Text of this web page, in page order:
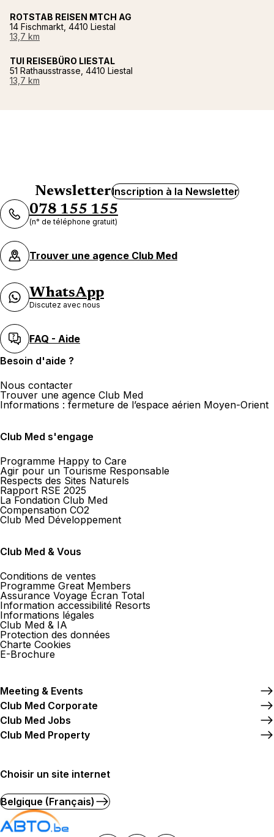
ROTSTAB REISEN MTCH AG
14 Fischmarkt, 4410 Liestal
13,7 km
TUI REISEBÜRO LIESTAL
51 Rathausstrasse, 4410 Liestal
13,7 km
NewsletterInscription à la Newsletter
078 155 155
(n° de téléphone gratuit)
Trouver une agence Club Med
WhatsApp
Discutez avec nous
FAQ - Aide
Besoin d'aide ?
Nous contacter
Trouver une agence Club Med
Informations : fermeture de l’espace aérien Moyen-Orient
Club Med s'engage
Programme Happy to Care
Agir pour un Tourisme Responsable
Respects des Sites Naturels
Rapport RSE 2025
La Fondation Club Med
Compensation CO2
Club Med Développement
Club Med & Vous
Conditions de ventes
Programme Great Members
Assurance Voyage Écran Total
Information accessibilité Resorts
Informations légales
Club Med & IA
Protection des données
Charte Cookies
E-Brochure
Meeting & Events
Club Med Corporate
Club Med Jobs
Club Med Property
Choisir un site internet
Belgique (Français)